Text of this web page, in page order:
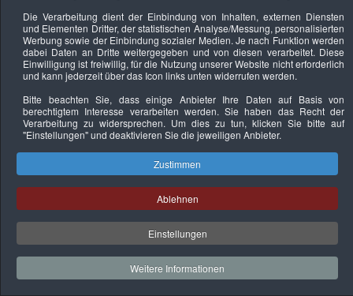
Keine Termine
Datenschutzerklärung Urheberrechtsnachweise Nachhaltigkeit
Copyright © 2026. Bundesverband Deutscher
Sachverständiger und Fachgutachter e.V..
Die Verarbeitung dient der Einbindung von Inhalten, externen Diensten
und Elementen Dritter, der statistischen Analyse/Messung, personalisierten
Werbung sowie der Einbindung sozialer Medien. Je nach Funktion werden
dabei Daten an Dritte weitergegeben und von diesen verarbeitet. Diese
Einwilligung ist freiwillig, für die Nutzung unserer Website nicht erforderlich
und kann jederzeit über das Icon links unten widerrufen werden.
Bitte beachten Sie, dass einige Anbieter Ihre Daten auf Basis von
berechtigtem Interesse verarbeiten werden. Sie haben das Recht der
Verarbeitung zu widersprechen. Um dies zu tun, klicken Sie bitte auf
"Einstellungen"und deaktivieren Sie die jeweiligen Anbieter.
Zustimmen
Ablehnen
Einstellungen
Weitere Informationen